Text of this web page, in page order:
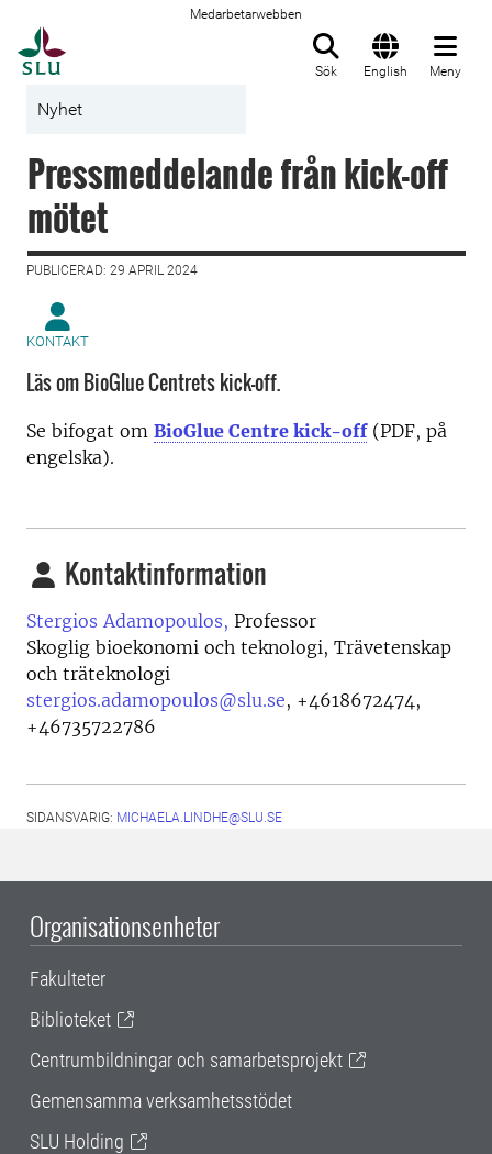
Medarbetarwebben
Sök English Meny
Nyhet
Pressmeddelande från kick-off
mötet
PUBLICERAD: 29 APRIL 2024
KONTAKT
Läs om BioGlue Centrets kick-off.
Se bifogat om BioGlue Centre kick-off(PDF, på
engelska).
Kontaktinformation
Stergios Adamopoulos, Professor
Skoglig bioekonomi och teknologi, Trävetenskap
och träteknologi
stergios.adamopoulos@slu.se, +4618672474,
+46735722786
SIDANSVARIG: MICHAELA.LINDHE@SLU.SE
Organisationsenheter
Fakulteter
Biblioteket
Centrumbildningar och samarbetsprojekt
Gemensamma verksamhetsstödet
SLU Holding